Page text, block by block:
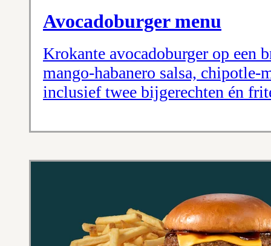
Avocadoburger menu
Krokante avocadoburger op een
mango-habanero salsa, chipotle-
inclusief twee bijgerechten én